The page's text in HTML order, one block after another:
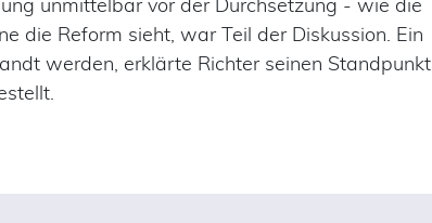
die Reform sieht, war Teil der Diskussion. Ein
werden, erklärte Richter seinen Standpunkt